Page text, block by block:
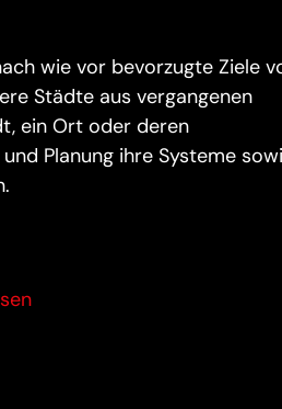
wie vor bevorzugte Ziele
Städte aus vergangenen
ein Ort oder deren
Planung ihre Systeme